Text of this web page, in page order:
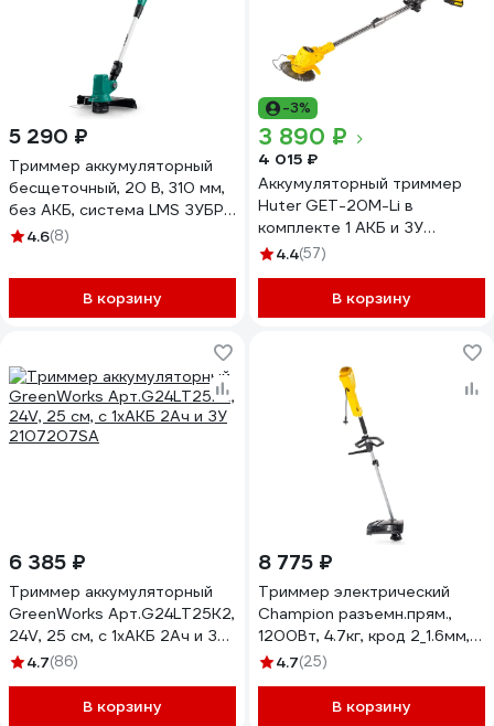
5 290 ₽
Триммер аккумуляторный
бесщеточный, 20 В, 310 мм,
без АКБ, система LMS ЗУБР
ТАБ-2031
4.6(8)
В корзину
-3%
3 890 ₽
4 015 ₽
Аккумуляторный триммер
Huter GET-20M-Li в
комплекте 1 АКБ и ЗУ
70/1/66
4.4(57)
В корзину
6 385 ₽
Триммер аккумуляторный
GreenWorks Арт.G24LT25К2,
24V, 25 см, с 1хАКБ 2Ач и ЗУ
2107207SA
4.7(86)
В корзину
8 775 ₽
Триммер электрический
Champion разъемн.прям.,
1200Вт, 4.7кг, крод 2_1.6мм,
430мм + нож 3_255мм, P-
4.7(25)
В корзину